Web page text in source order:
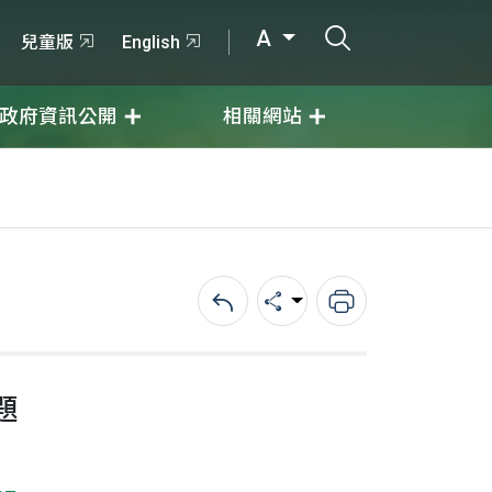
兒童版 English A
政府資訊公開 相關網站
回上一頁分享 列印